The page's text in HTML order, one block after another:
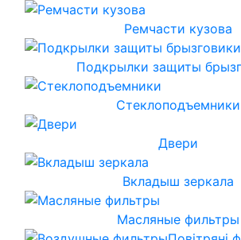
Ремчасти кузова
Подкрылки защиты
Стеклоподъемники
Двери
Вкладыш зеркала
Масляные фильтры